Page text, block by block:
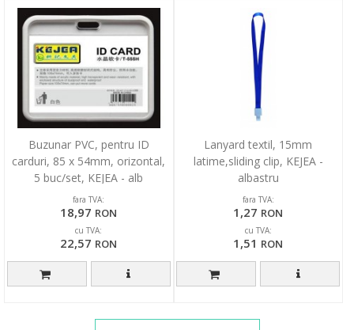
Buzunar PVC, pentru ID
carduri, 85 x 54mm, orizontal,
5 buc/set, KEJEA - alb
fara TVA:
18,97 RON
cu TVA:
22,57 RON
Lanyard textil, 15mm
latime,sliding clip, KEJEA -
albastru
fara TVA:
1,27 RON
cu TVA:
1,51 RON